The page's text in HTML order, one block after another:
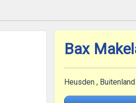
Bax
Heusden , Buitenland